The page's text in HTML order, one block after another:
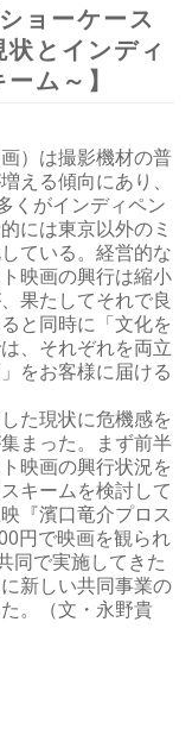
ョーケース
とインディ
ム～】
）は撮影機材の普
える傾向にあり、
くがインディペン
には東京以外のミ
ている。経営的な
映画の興行は縮小
果たしてそれで良
と同時に「文化を
、それぞれを両立
をお客様に届ける
た現状に危機感を
まった。まず前半
映画の興行状況を
キームを検討して
『濱口竜介プロス
円で映画を観られ
同で実施してきた
新しい共同事業の
。（文・永野貴